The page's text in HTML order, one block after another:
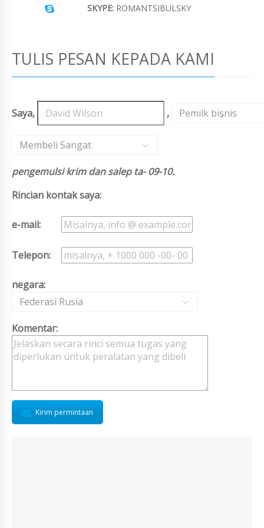
SKYPE: ROMANTSIBULSKY
TULIS PESAN KEPADA KAMI
Saya, , Pemilk bisnis
,
Membeli Sangat
pengemulsi krim dan salep ta- 09-10.
Rincian kontak saya:
e-mail:
Telepon:
negara:
Federasi Rusia
Komentar:
Kirim permintaan